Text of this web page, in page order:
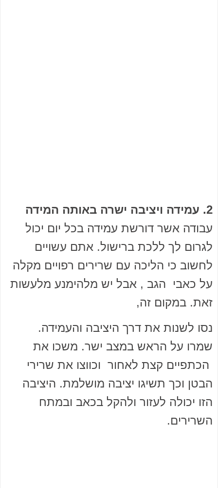
2. עמידה ויציבה ישרה באותה המידה
עבודה אשר דורשת עמידה בכל יום יכול
לגרום לך ללכת ברישול. אתם עשויים
לחשוב כי הליכה עם שרירים רפויים מקלה
על כאבי הגב , אבל יש מלהימנע מלעשות
זאת. במקום זה,
נסו לשנות את דרך היציבה והעמידה.
שמרו על הראש במצב ישר. משכו את
הכתפיים קצת לאחור וכווצו את שרירי
הבטן וכך תשיגו יציבה מושלמת. היציבה
הזו יכולה לעזור ולהקל בכאב ובמתח
השרירים.